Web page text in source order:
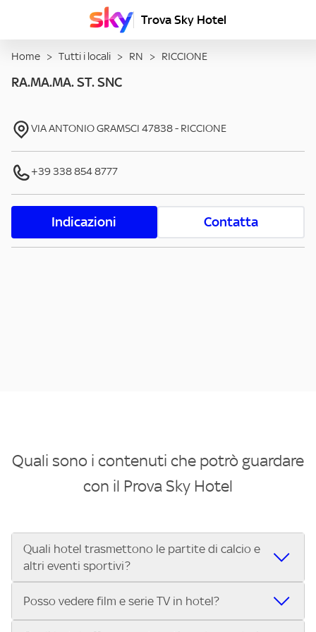
Trova Sky Hotel
Home > Tutti i locali > RN > RICCIONE
RA.MA.MA. ST. SNC
VIA ANTONIO GRAMSCI 47838- RICCIONE
+39 338 854 8777
Indicazioni Contatta
Quali sono i contenuti che potrò guardare
con il Prova Sky Hotel
Quali hotel trasmettono le partite di calcio e
altri eventi sportivi?
Se cerchi un hotel dove poter vedere le partite di Serie A,
Posso vedere film e serie TV in hotel?